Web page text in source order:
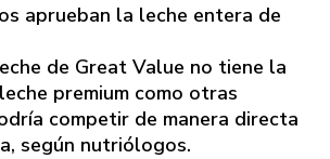
aprueban la leche entera de
de Great Value no tiene la
premium como otras
competir de manera directa
según nutriólogos.